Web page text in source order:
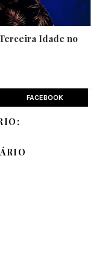
Idade no
FACEBOOK